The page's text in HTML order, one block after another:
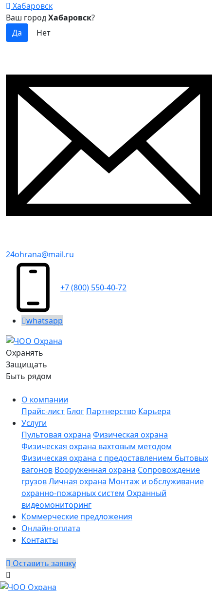
Хабаровск
Ваш городХабаровск?
24ohrana@mail.ru
+7 (800) 550-40-72
whatsapp
Охранять
Защищать
Быть рядом
О компании
Прайс-лист Блог Партнерство Карьера
Услуги
Пультовая охрана Физическая охрана
Физическая охрана вахтовым методом
Физическая охрана с предоставлением бытовых
вагонов Вооруженная охрана Сопровождение
грузовЛичная охрана Монтаж и обслуживание
охранно-пожарных систем Охранный
видеомониторинг
Коммерческие предложения
Онлайн-оплата
Контакты
Оставить заявку